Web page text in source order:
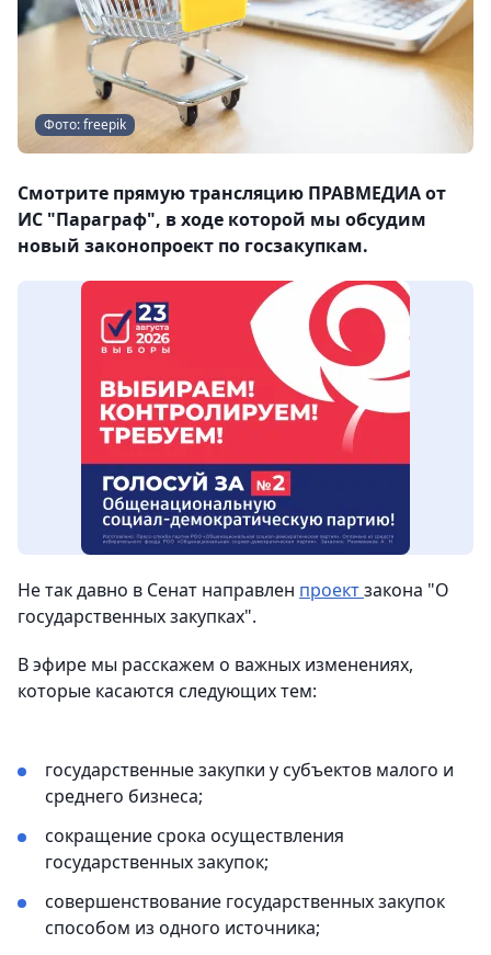
Фото: freepik
Смотрите прямую трансляцию ПРАВМЕДИА от
ИС "Параграф", в ходе которой мы обсудим
новый законопроект по госзакупкам.
Не так давно в Сенат направлен проектзакона "О
государственных закупках".
В эфире мы расскажем о важных изменениях,
которые касаются следующих тем:
государственные закупки у субъектов малого и
среднего бизнеса;
сокращение срока осуществления
государственных закупок;
совершенствование государственных закупок
способом из одного источника;